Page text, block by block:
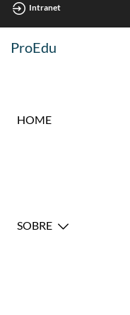
Intranet
ProEdu
HOME
SOBRE